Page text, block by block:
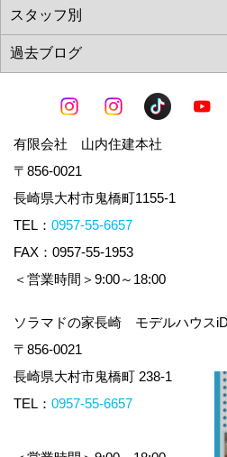
有限会社 山内住建本社
〒856-0021
長崎県大村市鬼橋町1155-1
TEL： 0957-55-6657
FAX：0957-55-1953
＜営業時間＞9:00～18:00
ソラマドの家長崎 モデルハウス
〒856-0021
長崎県大村市鬼橋町 238-1
TEL： 0957-55-6657